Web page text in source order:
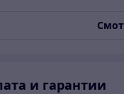
и гарантии